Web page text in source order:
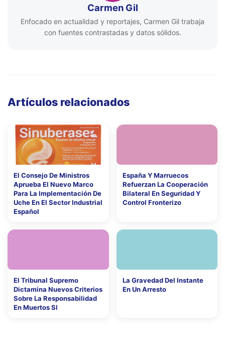
Carmen Gil
Enfocado en actualidad y reportajes, Carmen Gil trabaja
con fuentes contrastadas y datos sólidos.
Artículos relacionados
El Consejo De Ministros
Aprueba El Nuevo Marco
Para La Implementación De
Uche En El Sector Industrial
Español
España Y Marruecos
Refuerzan La Cooperación
Bilateral En Seguridad Y
Control Fronterizo
El Tribunal Supremo
Dictamina Nuevos Criterios
Sobre La Responsabilidad
En Muertos Sl
La Gravedad Del Instante
En Un Arresto